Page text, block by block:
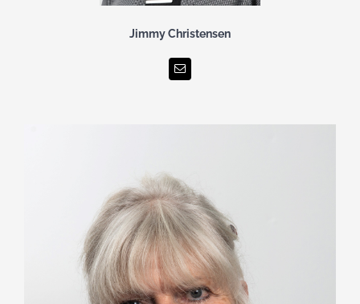
Jimmy Christensen